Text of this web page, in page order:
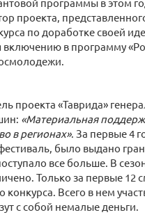
проекта,
по доработке своей
в программу
проекта «Таврида»
«Материальная
в регионах». За первые 4
было выдано
все больше. В
Только за первые
конкурса. Всего в нем
с собой немалые деньги.